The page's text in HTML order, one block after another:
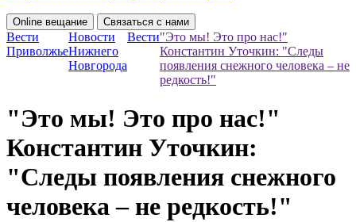
Online вещание Связаться с нами
Вести
Приволжье
Новости
Нижнего
Новгорода
Вести"Это мы! Это про нас!"
Константин Уточкин: "Следы
появления снежного человека – не
редкость!"
"Это мы! Это про нас!"
Константин Уточкин:
"Следы появления снежного
человека – не редкость!"